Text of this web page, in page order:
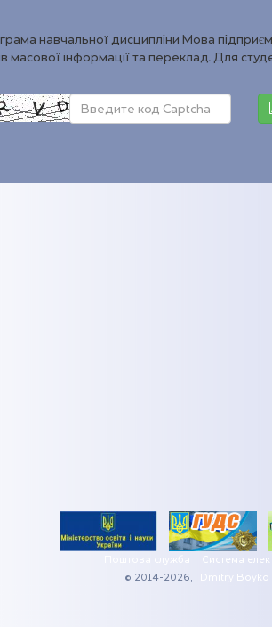
навчальної дисципліни Мова
масової інформації та переклад. Для
Поштова служба
Система
© 2014-2026,
Dmitry Boyko